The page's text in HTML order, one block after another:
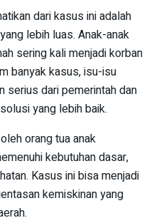
dari kasus ini adalah
lebih luas. Anak-anak
sering kali menjadi korban
banyak kasus, isu-isu
serius dari pemerintah dan
yang lebih baik.
orang tua anak
kebutuhan dasar,
Kasus ini bisa menjadi
kemiskinan yang